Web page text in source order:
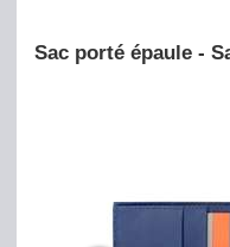
Sac porté épaule -